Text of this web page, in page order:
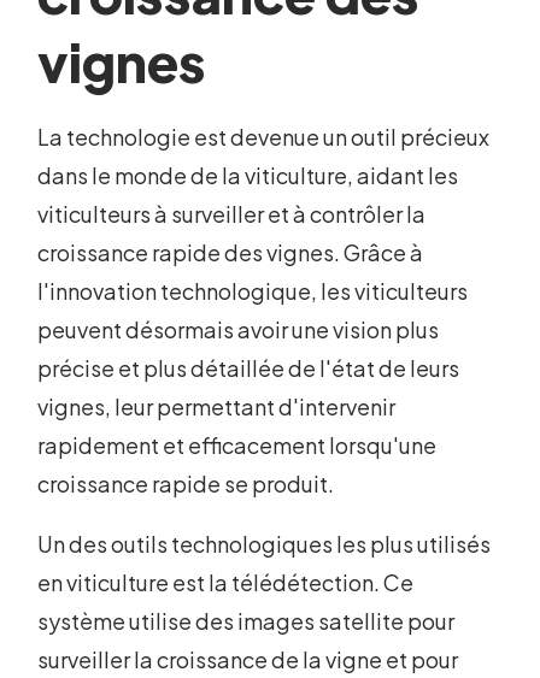
vignes
La technologie est devenue un outil précieux
dans le monde de la viticulture, aidant les
viticulteurs à surveiller et à contrôler la
croissance rapide des vignes. Grâce à
l'innovation technologique, les viticulteurs
peuvent désormais avoir une vision plus
précise et plus détaillée de l'état de leurs
vignes, leur permettant d'intervenir
rapidement et efficacement lorsqu'une
croissance rapide se produit.
Un des outils technologiques les plus utilisés
en viticulture est la télédétection. Ce
système utilise des images satellite pour
surveiller la croissance de la vigne et pour